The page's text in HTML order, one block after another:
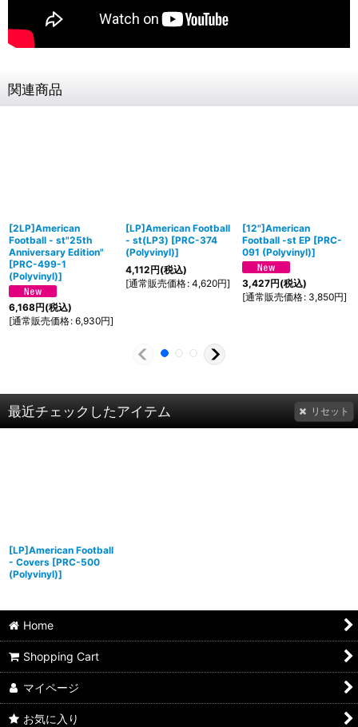
関連商品
[2LP]American
Football - st"25th
Anniversary Edition"
[PRC-499-1
(Polyvinyl)]
6,168円(税込)
[通常販売価格: 6,930円]
[LP]American Football
- st(LP3) [PRC-374
(Polyvinyl)]
4,112円(税込)
[通常販売価格: 4,620円]
[12"]American
Football -st EP [PRC-
091 (Polyvinyl)]
3,427円(税込)
[通常販売価格: 3,850円]
最近チェックしたアイテム リセット
[LP]American Football
- Covers [PRC-500
(Polyvinyl)]
Home
Shopping Cart
マイページ
お気に入り